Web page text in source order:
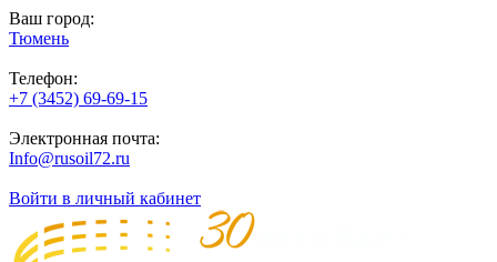
Ваш город:
Тюмень
Телефон:
+7 (3452) 69-69-15
Электронная почта:
Info@rusoil72.ru
Войти в личный кабинет